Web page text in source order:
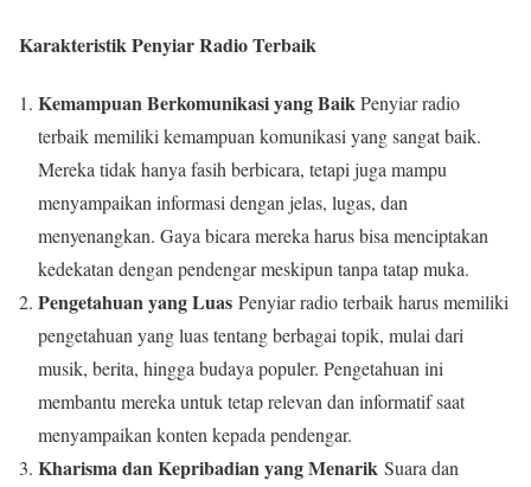
Karakteristik Penyiar Radio Terbaik
Kemampuan Berkomunikasi yang BaikPenyiar radio
terbaik memiliki kemampuan komunikasi yang sangat baik.
Mereka tidak hanya fasih berbicara, tetapi juga mampu
menyampaikan informasi dengan jelas, lugas, dan
menyenangkan. Gaya bicara mereka harus bisa menciptakan
kedekatan dengan pendengar meskipun tanpa tatap muka.
Pengetahuan yang Luas Penyiar radio terbaik harus memiliki
pengetahuan yang luas tentang berbagai topik, mulai dari
musik, berita, hingga budaya populer. Pengetahuan ini
membantu mereka untuk tetap relevan dan informatif saat
menyampaikan konten kepada pendengar.
Kharisma dan Kepribadian yang Menarik Suara dan